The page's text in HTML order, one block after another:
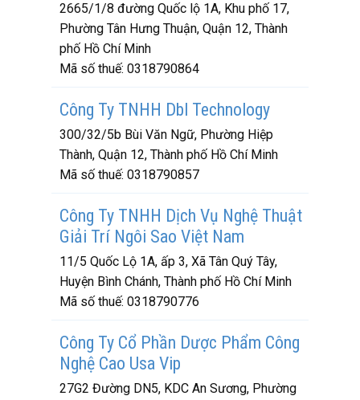
2665/1/8 đường Quốc lộ 1A, Khu phố 17,
Phường Tân Hưng Thuận, Quận 12, Thành
phố Hồ Chí Minh
Mã số thuế: 0318790864
Công Ty TNHH Dbl Technology
300/32/5b Bùi Văn Ngữ, Phường Hiệp
Thành, Quận 12, Thành phố Hồ Chí Minh
Mã số thuế: 0318790857
Công Ty TNHH Dịch Vụ Nghệ Thuật
Giải Trí Ngôi Sao Việt Nam
11/5 Quốc Lộ 1A, ấp 3, Xã Tân Quý Tây,
Huyện Bình Chánh, Thành phố Hồ Chí Minh
Mã số thuế: 0318790776
Công Ty Cổ Phần Dược Phẩm Công
Nghệ Cao Usa Vip
27G2 Đường DN5, KDC An Sương, Phường